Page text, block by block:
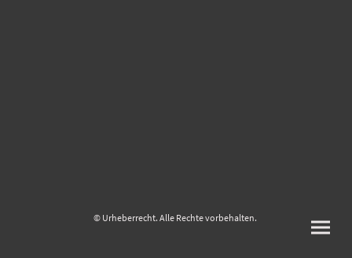
© Urheberrecht. Alle Rechte vorbehalten.